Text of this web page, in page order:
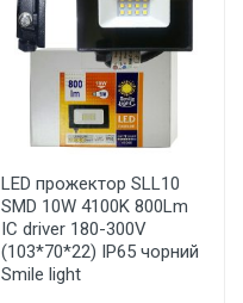
LED прожектор SLL10
SMD 10W 4100K 800Lm
IC driver 180-300V
(103*70*22) IP65 чорний
Smile light